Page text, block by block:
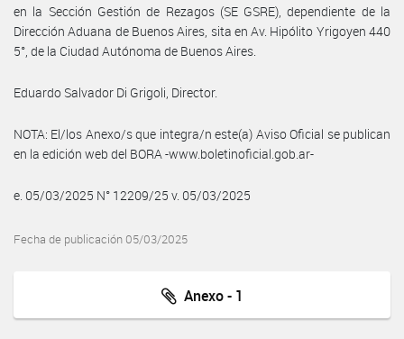
en la Sección Gestión de Rezagos (SE GSRE), dependiente de la
Dirección Aduana de Buenos Aires, sita en Av. Hipólito Yrigoyen 440
5°, de la Ciudad Autónoma de Buenos Aires.
Eduardo Salvador Di Grigoli, Director.
NOTA: El/los Anexo/s que integra/n este(a) Aviso Oficial se publican
en la edición web del BORA -www.boletinoficial.gob.ar-
e. 05/03/2025 N° 12209/25 v. 05/03/2025
Fecha de publicación 05/03/2025
Anexo - 1